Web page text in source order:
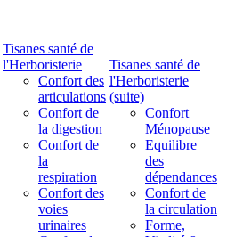
Tisanes santé de
l'Herboristerie
Confort des
articulations
Confort de
la digestion
Confort de
la
respiration
Confort des
voies
urinaires
Tisanes santé de
l'Herboristerie
(suite)
Confort
Ménopause
Equilibre
des
dépendances
Confort de
la circulation
Forme,